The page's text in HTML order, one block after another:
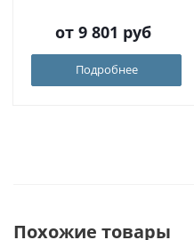
от 9 801 руб
Подробнее
Похожие товары